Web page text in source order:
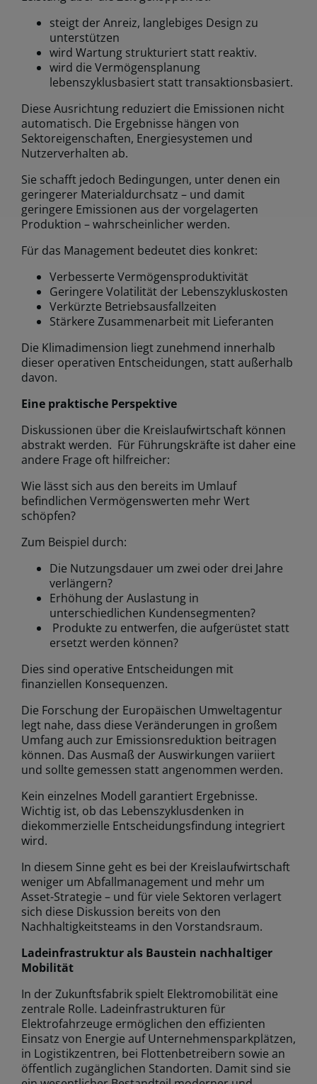
steigt der Anreiz, langlebiges Design zu
unterstützen
wird Wartung strukturiert statt reaktiv.
wird die Vermögensplanung
lebenszyklusbasiert statt transaktionsbasiert.
Diese Ausrichtung reduziert die Emissionen nicht
automatisch. Die Ergebnisse hängen von
Sektoreigenschaften, Energiesystemen und
Nutzerverhalten ab.
Sie schafft jedoch Bedingungen, unter denen ein
geringerer Materialdurchsatz – und damit
geringere Emissionen aus der vorgelagerten
Produktion – wahrscheinlicher werden.
Für das Management bedeutet dies konkret:
Verbesserte Vermögensproduktivität
Geringere Volatilität der Lebenszykluskosten
Verkürzte Betriebsausfallzeiten
Stärkere Zusammenarbeit mit Lieferanten
Die Klimadimension liegt zunehmend innerhalb
dieser operativen Entscheidungen, statt außerhalb
davon.
Eine praktische Perspektive
Diskussionen über die Kreislaufwirtschaft können
abstrakt werden. Für Führungskräfte ist daher eine
andere Frage oft hilfreicher:
Wie lässt sich aus den bereits im Umlauf
befindlichen Vermögenswerten mehr Wert
schöpfen?
Zum Beispiel durch:
Die Nutzungsdauer um zwei oder drei Jahre
verlängern?
Erhöhung der Auslastung in
unterschiedlichen Kundensegmenten?
Produkte zu entwerfen, die aufgerüstet statt
ersetzt werden können?
Dies sind operative Entscheidungen mit
finanziellen Konsequenzen.
Die Forschung der Europäischen Umweltagentur
legt nahe, dass diese Veränderungen in großem
Umfang auch zur Emissionsreduktion beitragen
können. Das Ausmaß der Auswirkungen variiert
und sollte gemessen statt angenommen werden.
Kein einzelnes Modell garantiert Ergebnisse.
Wichtig ist, ob das Lebenszyklusdenken in
diekommerzielle Entscheidungsfindung integriert
wird.
In diesem Sinne geht es bei der Kreislaufwirtschaft
weniger um Abfallmanagement und mehr um
Asset-Strategie – und für viele Sektoren verlagert
sich diese Diskussion bereits von den
Nachhaltigkeitsteams in den Vorstandsraum.
Ladeinfrastruktur als Baustein nachhaltiger
Mobilität
In der Zukunftsfabrik spielt Elektromobilität eine
zentrale Rolle. Ladeinfrastrukturen für
Elektrofahrzeuge ermöglichen den effizienten
Einsatz von Energie auf Unternehmensparkplätzen,
in Logistikzentren, bei Flottenbetreibern sowie an
öffentlich zugänglichen Standorten. Damit sind sie